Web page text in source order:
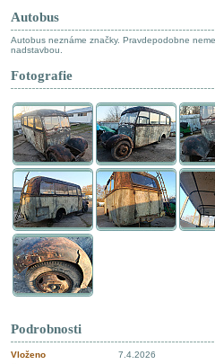
Autobus
Autobus neznáme značky. Pravdepodobne
nadstavbou.
Fotografie
Podrobnosti
Vloženo
7.4.2026